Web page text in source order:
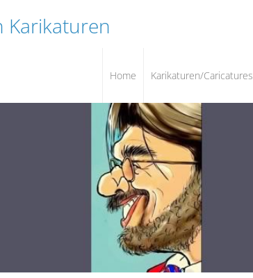
Karikaturen
Home Karikaturen/Caricatures